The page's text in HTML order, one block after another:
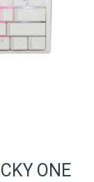
ONE